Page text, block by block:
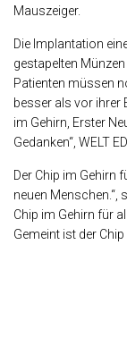
Mauszeiger.
Die Implantation
gestapelten
Patienten müssen
besser als vor ihrer
im Gehirn, Erster
Gedanken“, WELT
Der Chip im Gehirn
neuen Menschen.“,
Chip im Gehirn für
Gemeint ist der